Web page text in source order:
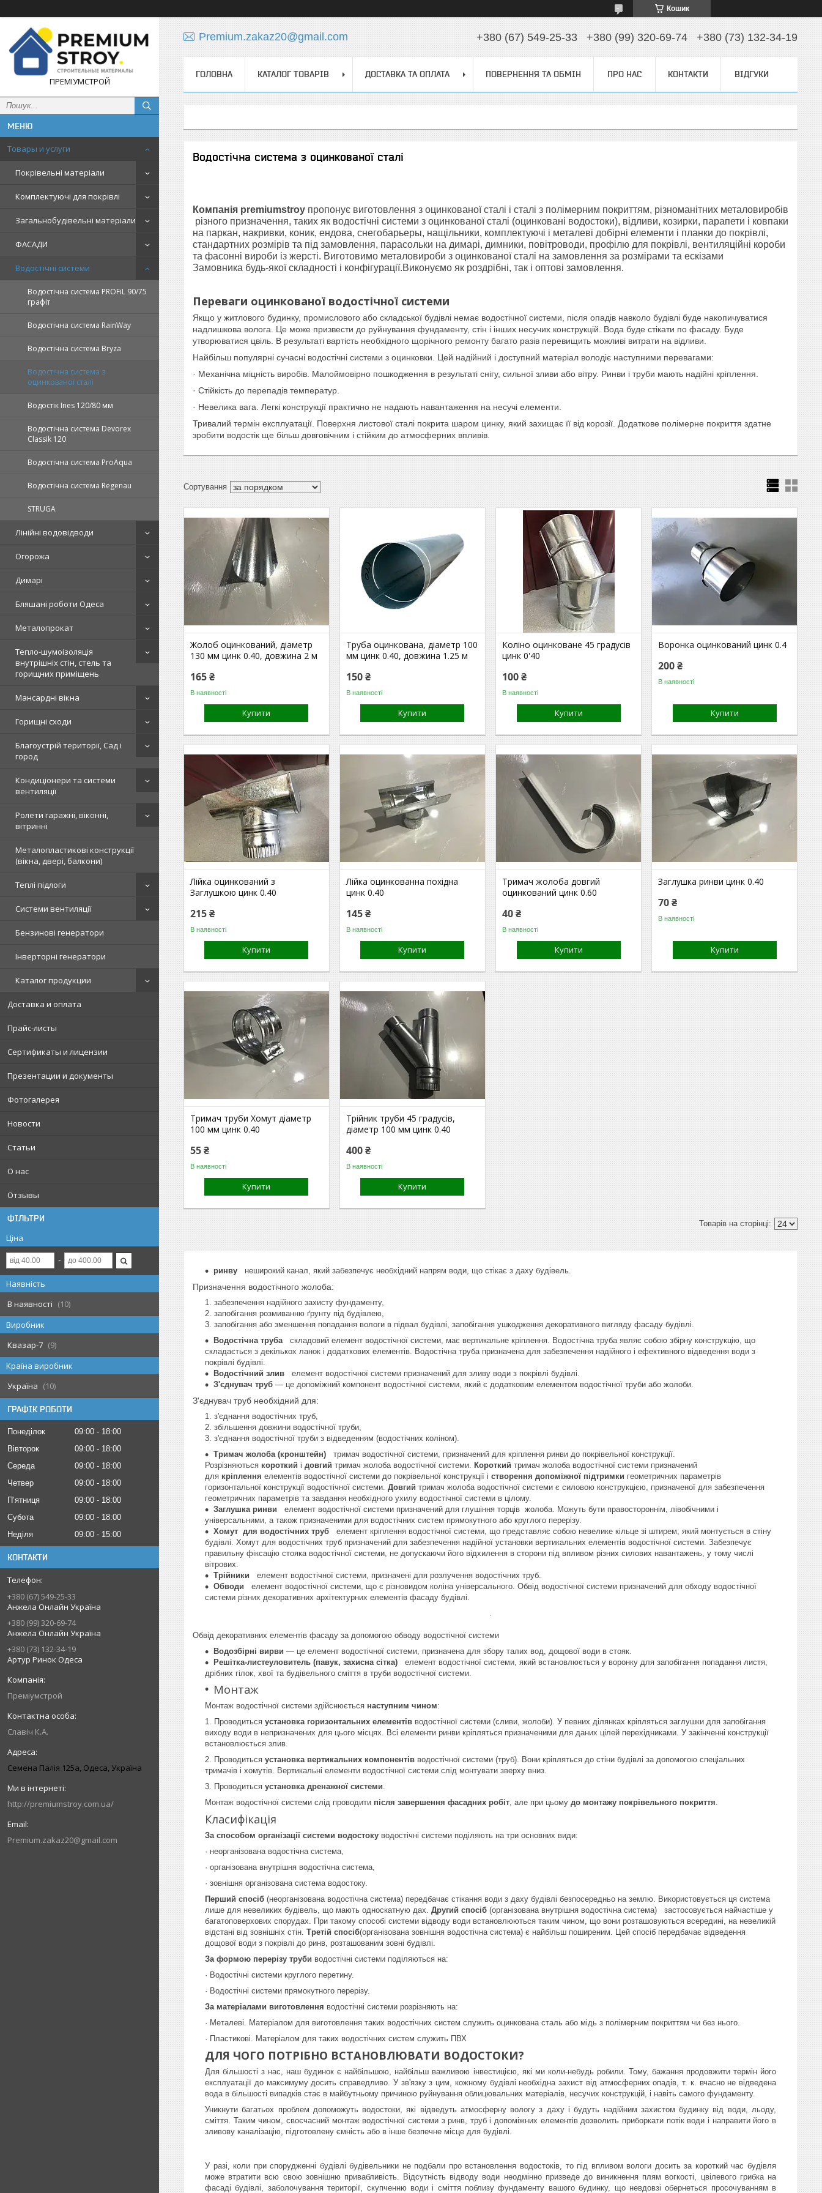
Кошик
ПРЕМІУМСТРОЙ
Товары и услуги
Покрівельні матеріали
Комплектуючі для покрівлі
Загальнобудівельні матеріали
ФАСАДИ
Водостічні системи
Водостічна система PROFiL 90/75
графіт
Водостічна система RainWay
Водостічна система Bryza
Водостічна система з
оцинкованої сталі
Водостік Ines 120/80 мм
Водостічна система Devorex
Classik 120
Водостічна система ProAqua
Водостічна система Regenau
STRUGA
Лінійні водовідводи
Огорожа
Димарі
Бляшані роботи Одеса
Металопрокат
Тепло-шумоізоляція
внутрішніх стін, стель та
горищних приміщень
Мансардні вікна
Горищні сходи
Благоустрій території, Сад і
город
Кондиціонери та системи
вентиляції
Ролети гаражні, віконні,
вітринні
Металопластикові конструкції
(вікна, двері, балкони)
Теплі підлоги
Системи вентиляції
Бензинові генератори
Інверторні генератори
Каталог продукции
Доставка и оплата
Прайс-листы
Сертификаты и лицензии
Презентации и документы
Фотогалерея
Новости
Статьи
О нас
Отзывы
ФІЛЬТРИ
Ціна
Наявність
В наявності
10
Виробник
Квазар-7
9
Країна виробник
Україна
10
ГРАФІК РОБОТИ
Понеділок 09:00
18:00
Вівторок
09:00
18:00
Середа
09:00
18:00
Четвер
09:00
18:00
Пʼятниця
09:00
18:00
Субота
09:00
18:00
Неділя
09:00 15:00
КОНТАКТИ
+380 (67) 549-25-33
Анжела Онлайн Україна
+380 (99) 320-69-74
Анжела Онлайн Україна
+380 (73) 132-34-19
Артур Ринок Одеса
Преміумстрой
Славіч К.А.
Семена Палія 125а, Одеса, Україна
http://premiumstroy.com.ua/
Premium.zakaz20@gmail.com
Premium.zakaz20@gmail.com +380 (67) 549-25-33 +380 (99) 320-69-74 +380 (73) 132-34-19
ГОЛОВНА КАТАЛОГ ТОВАРІВ ДОСТАВКА ТА ОПЛАТА ПОВЕРНЕННЯ ТА ОБМІН ПРО НАС КОНТАКТИ ВІДГУКИ
Водостічна система з оцинкованої сталі
Компанія premiumstroy пропонує виготовлення з оцинкованої сталі і сталі з полімерним покриттям, різноманітних металовиробів
різного призначення, таких як водостічні системи з оцинкованої сталі (оцинковані водостоки), відливи, козирки, парапети і ковпаки
на паркан, накривки, коник, ендова, снегобарьеры, нащільники, комплектуючі і металеві добірні елементи і планки до покрівлі,
стандартних розмірів та під замовлення, парасольки на димарі, димники, повітроводи, профілю для покрівлі, вентиляційні короби
та фасонні вироби із жерсті. Виготовимо металовироби з оцинкованої сталі на замовлення за розмірами та ескізами
Замовника будь-якої складності і конфігурації.Виконуємо як роздрібні, так і оптові замовлення.
Переваги оцинкованої водостічної системи
Якщо у житлового будинку, промислового або складської будівлі немає водостічної системи, після опадів навколо будівлі буде накопичуватися
надлишкова волога. Це може призвести до руйнування фундаменту, стін і інших несучих конструкцій. Вода буде стікати по фасаду. Буде
утворюватися цвіль. В результаті вартість необхідного щорічного ремонту багато разів перевищить можливі витрати на відливи.
Найбільш популярні сучасні водостічні системи з оцинковки. Цей надійний і доступний матеріал володіє наступними перевагами:
· Механічна міцність виробів. Малоймовірно пошкодження в результаті снігу, сильної зливи або вітру. Ринви і труби мають надійні кріплення.
· Стійкість до перепадів температур.
· Невелика вага. Легкі конструкції практично не надають навантаження на несучі елементи.
Тривалий термін експлуатації. Поверхня листової сталі покрита шаром цинку, який захищає її від корозії. Додаткове полімерне покриття здатне
зробити водостік ще більш довговічним і стійким до атмосферних впливів.
Жолоб оцинкований, діаметр
130 мм цинк 0.40, довжина 2 м
165 ₴
В наявності
Купити
Труба оцинкована, діаметр 100
мм цинк 0.40, довжина 1.25 м
150 ₴
В наявності
Купити
Коліно оцинковане 45 градусів
цинк 0'40
100 ₴
В наявності
Купити
Воронка оцинкований цинк 0.4
200 ₴
В наявності
Купити
Лійка оцинкований з
Заглушкою цинк 0.40
215 ₴
В наявності
Купити
Лійка оцинкованна похідна
цинк 0.40
145 ₴
В наявності
Купити
Тримач жолоба довгий
оцинкований цинк 0.60
40 ₴
В наявності
Купити
Заглушка ринви цинк 0.40
70 ₴
В наявності
Купити
Тримач труби Хомут діаметр
100 мм цинк 0.40
55 ₴
В наявності
Купити
Трійник труби 45 градусів,
діаметр 100 мм цинк 0.40
400 ₴
В наявності
Купити
ринву неширокий канал, який забезпечує необхідний напрям води, що стікає з даху будівель.
Призначення водостічного жолоба:
забезпечення надійного захисту фундаменту,
запобігання розмиванню ґрунту під будівлею,
запобігання або зменшення попадання вологи в підвал будівлі, запобігання ушкодження декоративного вигляду фасаду будівлі.
Водостічна трубаскладовий елемент водостічної системи, має вертикальне кріплення. Водостічна труба являє собою збірну конструкцію, що
складається з декількох ланок і додаткових елементів. Водостічна труба призначена для забезпечення надійного і ефективного відведення води з
покрівлі будівлі.
Водостічний злив елемент водостічної системи призначений для зливу води з покрівлі будівлі.
З'єднувач труб — це допоміжний компонент водостічної системи, який є додатковим елементом водостічної труби або жолоби.
З'єднувач труб необхідний для:
з'єднання водостічних труб,
збільшення довжини водостічної труби,
з'єднання водостічної труби з відведенням (водостічних коліном).
Тримач жолоба (кронштейн) тримач водостічної системи, призначений для кріплення ринви до покрівельної конструкції.
Розрізняються короткий і довгий тримач жолоба водостічної системи. Короткий тримач жолоба водостічної системи призначений
для кріплення елементів водостічної системи до покрівельної конструкції і створення допоміжної підтримки геометричних параметрів
горизонтальної конструкції водостічної системи. Довгий тримач жолоба водостічної системи є силовою конструкцією, призначеної для забезпечення
геометричних параметрів та завдання необхідного ухилу водостічної системи в цілому.
Заглушка ринви елемент водостічної системи призначений для глушіння торців жолоба. Можуть бути правостороннім, лівобічними і
універсальними, а також призначеними для водостічних систем прямокутного або круглого перерізу.
Хомут для водостічних труб елемент кріплення водостічної системи, що представляє собою невелике кільце зі штирем, який монтується в стіну
будівлі. Хомут для водостічних труб призначений для забезпечення надійної установки вертикальних елементів водостічної системи. Забезпечує
правильну фіксацію стояка водостічної системи, не допускаючи його відхилення в сторони під впливом різних силових навантажень, у тому числі
вітрових.
Трійники елемент водостічної системи, призначені для розлучення водостічних труб.
Обводи елемент водостічної системи, що є різновидом коліна універсального. Обвід водостічної системи призначений для обходу водостічної
системи різних декоративних архітектурних елементів фасаду будівлі.
Обвід декоративних елементів фасаду за допомогою обводу водостічної системи
Водозбірні вирви — це елемент водостічної системи, призначена для збору талих вод, дощової води в стояк.
Решітка-листеуловитель (павук, захисна сітка) елемент водостічної системи, який встановлюється у воронку для запобігання попадання листя,
дрібних гілок, хвої та будівельного сміття в труби водостічної системи.
Монтаж
Монтаж водостічної системи здійснюється наступним чином:
1. Проводиться установка горизонтальних елементів водостічної системи (сливи, жолоби). У певних ділянках кріпляться заглушки для запобігання
виходу води в непризначених для цього місцях. Всі елементи ринви кріпляться призначеними для даних цілей перехідниками. У закінченні конструкції
встановлюється злив.
2. Проводиться установка вертикальних компонентів водостічної системи (труб). Вони кріпляться до стіни будівлі за допомогою спеціальних
тримачів і хомутів. Вертикальні елементи водостічної системи слід монтувати зверху вниз.
3. Проводиться установка дренажної системи.
Монтаж водостічної системи слід проводити після завершення фасадних робіт, але при цьому до монтажу покрівельного покриття.
Класифікація
За способом організації системи водостоку водостічні системи поділяють на три основних види:
· неорганізована водостічна система,
· організована внутрішня водостічна система,
· зовнішня організована система водостоку.
Перший спосіб (неорганізована водостічна система) передбачає стікання води з даху будівлі безпосередньо на землю. Використовується ця система
лише для невеликих будівель, що мають односкатную дах. Другий спосіб (організована внутрішня водостічна система) застосовується найчастіше у
багатоповерхових спорудах. При такому способі системи відводу води встановлюються таким чином, що вони розташовуються всередині, на невеликій
відстані від зовнішніх стін. Третій спосіб(організована зовнішня водостічна система) є найбільш поширеним. Цей спосіб передбачає відведення
дощової води з покрівлі до ринв, розташованим зовні будівлі.
За формою перерізу труби водостічні системи поділяються на:
· Водостічні системи круглого перетину.
· Водостічні системи прямокутного перерізу.
За матеріалами виготовлення водостічні системи розрізняють на:
· Металеві. Матеріалом для виготовлення таких водостічних систем служить оцинкована сталь або мідь з полімерним покриттям чи без нього.
· Пластикові. Матеріалом для таких водостічних систем служить ПВХ
ДЛЯ ЧОГО ПОТРІБНО ВСТАНОВЛЮВАТИ ВОДОСТОКИ?
Для більшості з нас, наш будинок є найбільшою, найбільш важливою інвестицією, які ми коли-небудь робили. Тому, бажання продовжити термін його
експлуатації до максимуму досить справедливо. У зв'язку з цим, кожному будівлі необхідна захист від атмосферних опадів, т. к. вчасно не відведена
вода в більшості випадків стає в майбутньому причиною руйнування облицювальних матеріалів, несучих конструкцій, і навіть самого фундаменту.
Уникнути багатьох проблем допоможуть водостоки, які відведуть атмосферну вологу з даху і будуть надійним захистом будинку від води, льоду,
сміття. Таким чином, своєчасний монтаж водостічної системи з ринв, труб і допоміжних елементів дозволить приборкати потік води і направити його в
зливову каналізацію, підготовлену ємність або в інше безпечне місце для будівлі.
У разі, коли при спорудженні будівлі будівельники не подбали про встановлення водостоків, то під впливом вологи досить за короткий час будівля
може втратити всю свою зовнішню привабливість. Відсутність відводу води неодмінно призведе до виникнення плям вогкості, цвілевого грибка на
фасаді будівлі, заболочування території, скупченню води і сміття поблизу фундаменту вашого будинку, що невдовзі обернеться просочуванням в